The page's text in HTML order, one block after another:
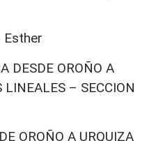
Esther
DESDE OROÑO A
– SECCION
OROÑO A URQUIZA